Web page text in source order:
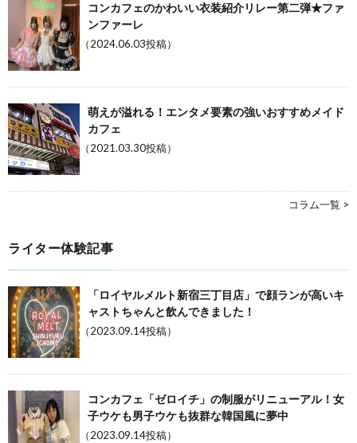
コンカフェのかわいい衣装紹介リレー第二弾★ファ
ンファーレ
（2024.06.03投稿）
萌えが溢れる！エンタメ要素の強いおすすめメイド
カフェ
（2021.03.30投稿）
コラム一覧 >
ライター体験記事
「ロイヤルメルト新宿三丁目店」で顔ランが高いキ
ャストちゃんと飲んできました！
（2023.09.14投稿）
コンカフェ「ゼロイチ」の制服がリニューアル！女
子ウケも男子ウケも抜群な韓国風に夢中
（2023.09.14投稿）